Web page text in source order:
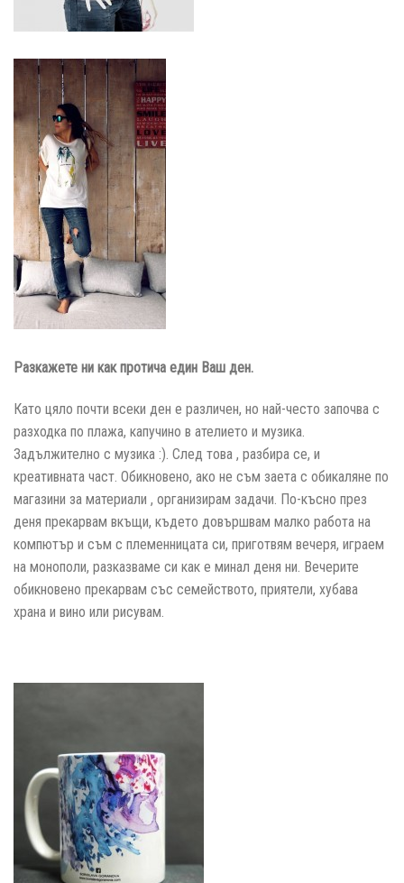
Разкажете ни как протича един Ваш ден.
Като цяло почти всеки ден е различен, но най-често започва с
разходка по плажа, капучино в ателието и музика.
Задължително с музика :). След това , разбира се, и
креативната част. Обикновено, ако не съм заета с обикаляне по
магазини за материали , организирам задачи. По-късно през
деня прекарвам вкъщи, където довършвам малко работа на
компютър и съм с племенницата си, приготвям вечеря, играем
на монополи, разказваме си как е минал деня ни. Вечерите
обикновено прекарвам със семейството, приятели, хубава
храна и вино или рисувам.